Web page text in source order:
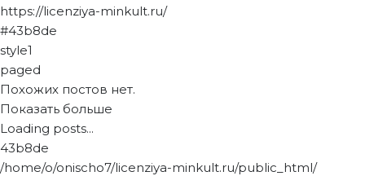
https://licenziya-minkult.ru/
#43b8de
style1
paged
Похожих постов нет.
Показать больше
Loading posts...
43b8de
/home/o/onischo7/licenziya-minkult.ru/public_html/